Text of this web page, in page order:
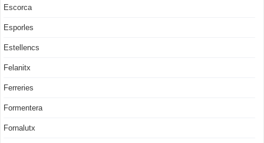
Escorca
Esporles
Estellencs
Felanitx
Ferreries
Formentera
Fornalutx